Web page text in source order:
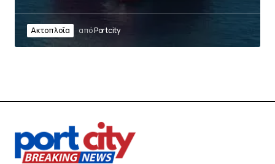
Ακτοπλοΐα απόPortcity